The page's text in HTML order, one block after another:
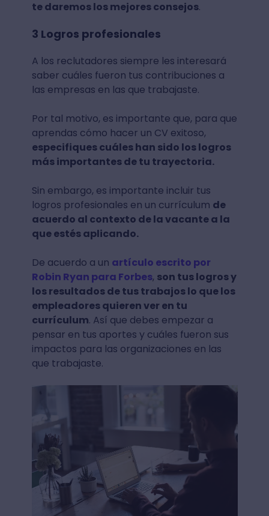
te daremos los mejores consejos.
3 Logros profesionales
A los reclutadores siempre les interesará
saber cuáles fueron tus contribuciones a
las empresas en las que trabajaste.
Por tal motivo, es importante que, para que
aprendas cómo hacer un CV exitoso,
especifiques cuáles han sido los logros
más importantes de tu trayectoria.
Sin embargo, es importante incluir tus
logros profesionales en un currículum de
acuerdo al contexto de la vacante a la
que estés aplicando.
De acuerdo a un artículo escrito por
Robin Ryan para Forbes, son tus logros y
los resultados de tus trabajos lo que los
empleadores quieren ver en tu
currículum. Así que debes empezar a
pensar en tus aportes y cuáles fueron sus
impactos para las organizaciones en las
que trabajaste.